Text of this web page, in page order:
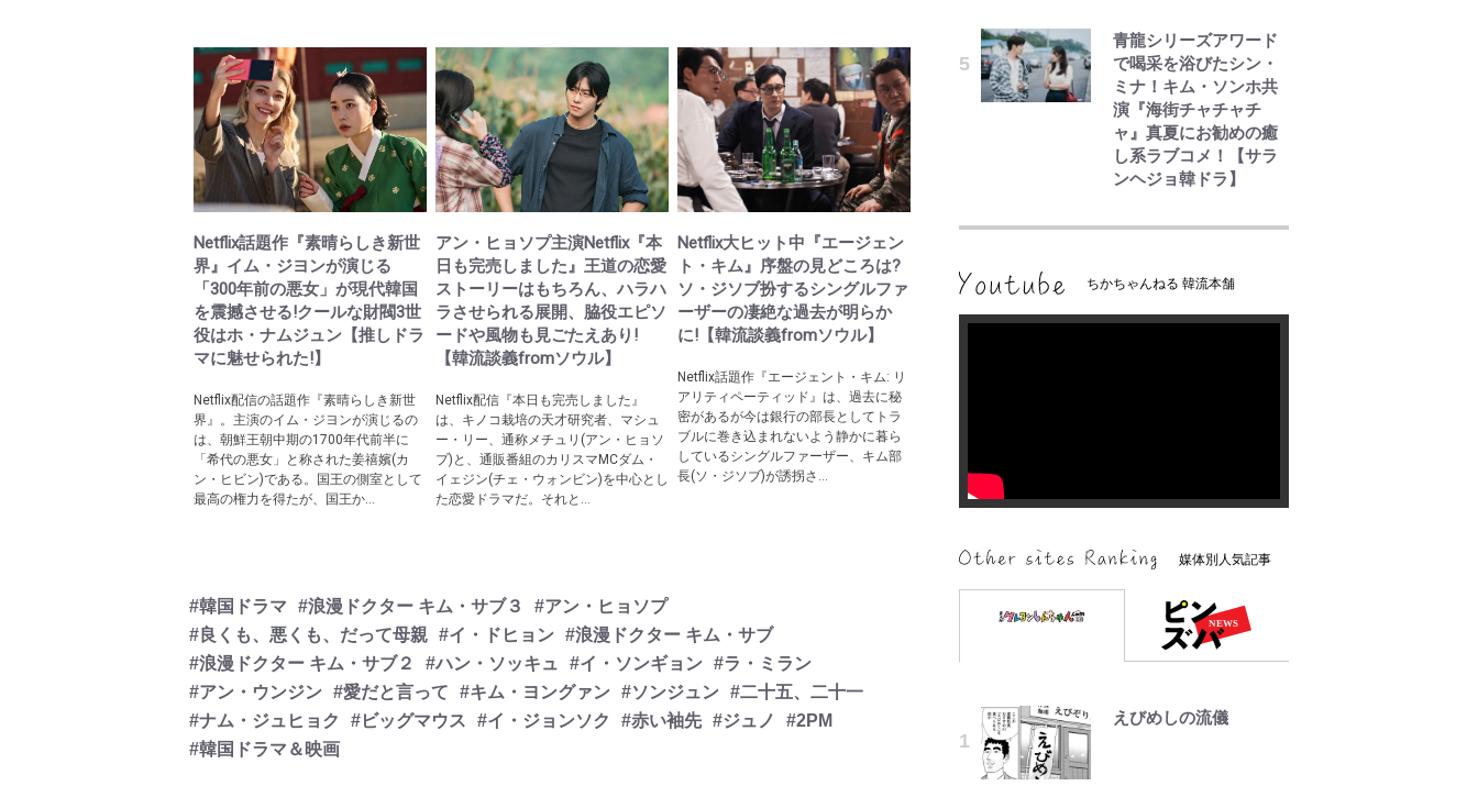
Netflix話題作『素晴らしき新世
界』イム・ジヨンが演じる
「300年前の悪女」が現代韓国
を震撼させる!クールな財閥3世
役はホ・ナムジュン【推しドラ
マに魅せられた!】
Netflix配信の話題作『素晴らしき新世
界』。主演のイム・ジヨンが演じるの
は、朝鮮王朝中期の1700年代前半に
「希代の悪女」と称された姜禧嬪(カ
ン・ヒビン)である。国王の側室として
最高の権力を得たが、国王か...
アン・ヒョソプ主演Netflix『本
日も完売しました』王道の恋愛
ストーリーはもちろん、ハラハ
ラさせられる展開、脇役エピソ
ードや風物も見ごたえあり!
【韓流談義fromソウル】
Netflix配信『本日も完売しました』
は、キノコ栽培の天才研究者、マシュ
ー・リー、通称メチュリ(アン・ヒョソ
プ)と、通販番組のカリスマМCダム・
イェジン(チェ・ウォンビン)を中心とし
た恋愛ドラマだ。それと...
Netflix大ヒット中『エージェン
ト・キム』序盤の見どころは?
ソ・ジソブ扮するシングルファ
ーザーの凄絶な過去が明らか
に!【韓流談義fromソウル】
Netflix話題作『エージェント・キム: リ
アリティペーティッド』は、過去に秘
密があるが今は銀行の部長としてトラ
ブルに巻き込まれないよう静かに暮ら
しているシングルファーザー、キム部
長(ソ・ジソブ)が誘拐さ...
#韓国ドラマ #浪漫ドクター キム・サブ３
#アン・ヒョソプ
#良くも、悪くも、だって母親 #イ・ドヒョン #浪漫ドクター キム・サブ
#浪漫ドクター キム・サブ２
#ハン・ソッキュ #イ・ソンギョン #ラ・ミラン
#アン・ウンジン #愛だと言って #キム・ヨングァン #ソンジュン #二十五、二十一
#ナム・ジュヒョク
#ビッグマウス #イ・ジョンソク #赤い袖先 #ジュノ
#2PM
#韓国ドラマ＆映画
青龍シリーズアワード
で喝采を浴びたシン・
ミナ！キム・ソンホ共
演『海街チャチャチ
ャ』真夏にお勧めの癒
し系ラブコメ！【サラ
ンヘジョ韓ドラ】
ちかちゃんねる 韓流本舗
媒体別人気記事
えびめしの流儀